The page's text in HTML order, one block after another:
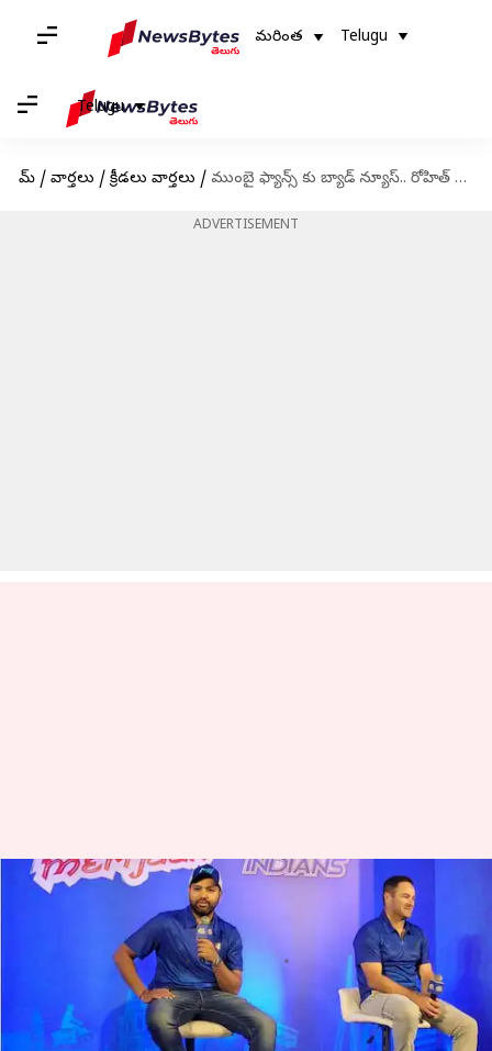
మరింత Telugu
Telugu
హోమ్ / వార్తలు / క్రీడలు వార్తలు / ముంబై ఫ్యాన్స్‌ కు బ్యాడ్ న్యూస్.. రోహిత్ శర్మ దూరం!
ADVERTISEMENT
ముంబై ఫ్యాన్స్‌ కు బ్యాడ్ న్యూస్..
రోహిత్ శర్మ దూరం!
Jayachandra Akuri Mar 29, 2023 01:40 pm
ఈ వార్తాకథనం ఏంటి